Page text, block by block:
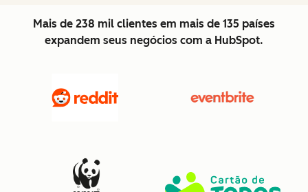
Mais de 238 mil clientes em mais de 135 países
expandem seus negócios com a HubSpot.